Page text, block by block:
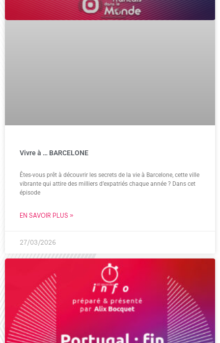
Vivre à … BARCELONE
Êtes-vous prêt à découvrir les secrets de la vie à Barcelone, cette ville
vibrante qui attire des milliers d’expatriés chaque année ? Dans cet
épisode
EN SAVOIR PLUS »
27/03/2026